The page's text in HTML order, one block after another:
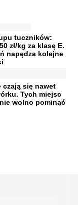
tuczników:
zł/kg za klasę E.
napędza kolejne
czają się nawet
Tych miejsc
wolno pominąć